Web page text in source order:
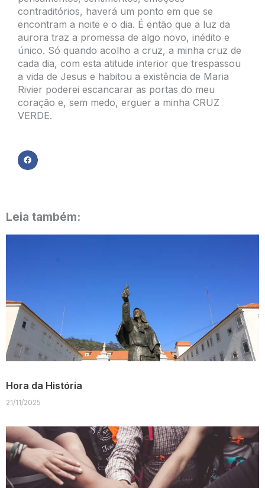
contraditórios, haverá um ponto em que se
encontram a noite e o dia. É então que a luz da
aurora traz a promessa de algo novo, inédito e
único. Só quando acolho a cruz, a minha cruz de
cada dia, com esta atitude interior que trespassou
a vida de Jesus e habitou a existência de Maria
Rivier poderei escancarar as portas do meu
coração e, sem medo, erguer a minha CRUZ
VERDE.
Leia também:
Hora da História
21/11/2025